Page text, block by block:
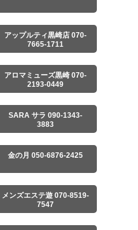
アップルティ黒崎店 070-
7665-1711
アロマミューズ黒崎 070-
2193-0449
SARA サラ 090-1343-
3883
金の月 050-6876-2425
メンズエステ遊 070-8519-
7547